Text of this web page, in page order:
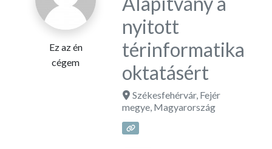
Ez az én
cégem
nyitott
térinformatika
oktatásért
Székesfehérvár, Fejér
megye, Magyarország